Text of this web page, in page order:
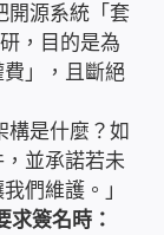
開源系統「套
，目的是為
」，且斷絕
構是什麼？如
並承諾若未
們維護。」
求簽名時：